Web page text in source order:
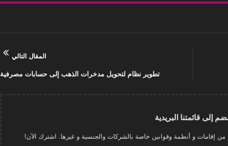
المقال التالي
تطوير نظام لتحويل مدخرات الذهب إلى حسابات مصرفية
إلى قائمتنا البريدية
إقامات و أنظمة وقوانين خاصة بالشركات والجنسية و غيرها. اشترك الآن!